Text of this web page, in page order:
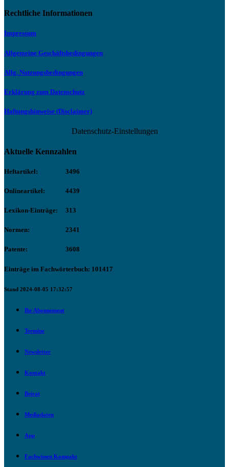
Rechtliche Informationen
Impressum
Allgemeine Geschäftsbedingungen
Allg. Nutzungsbedingungen
Erklärung zum Datenschutz
Haftungshinweise (Disclaimer)
Datenschutz-Einstellungen
Aktuelle Kennzahlen
Heftartikel: 3496
Onlineartikel: 4439
Lexikon-Einträge: 313
Normen: 2341
Patente: 3608
Einträge im Fachwörterbuch: 101417
Stand 2024-08-05 17:32:57
Ihr Abonnement
Termine
Newsletter
Kontakt
Beirat
Mediadaten
App
Fachwissen Kompakt